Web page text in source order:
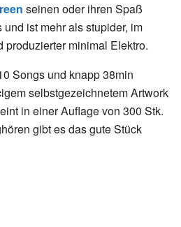
seinen oder ihren Spaß
ist mehr als stupider, im
produzierter minimal Elektro.
Songs und knapp 38min
selbstgezeichnetem Artwork
in einer Auflage von 300 Stk.
gibt es das gute Stück